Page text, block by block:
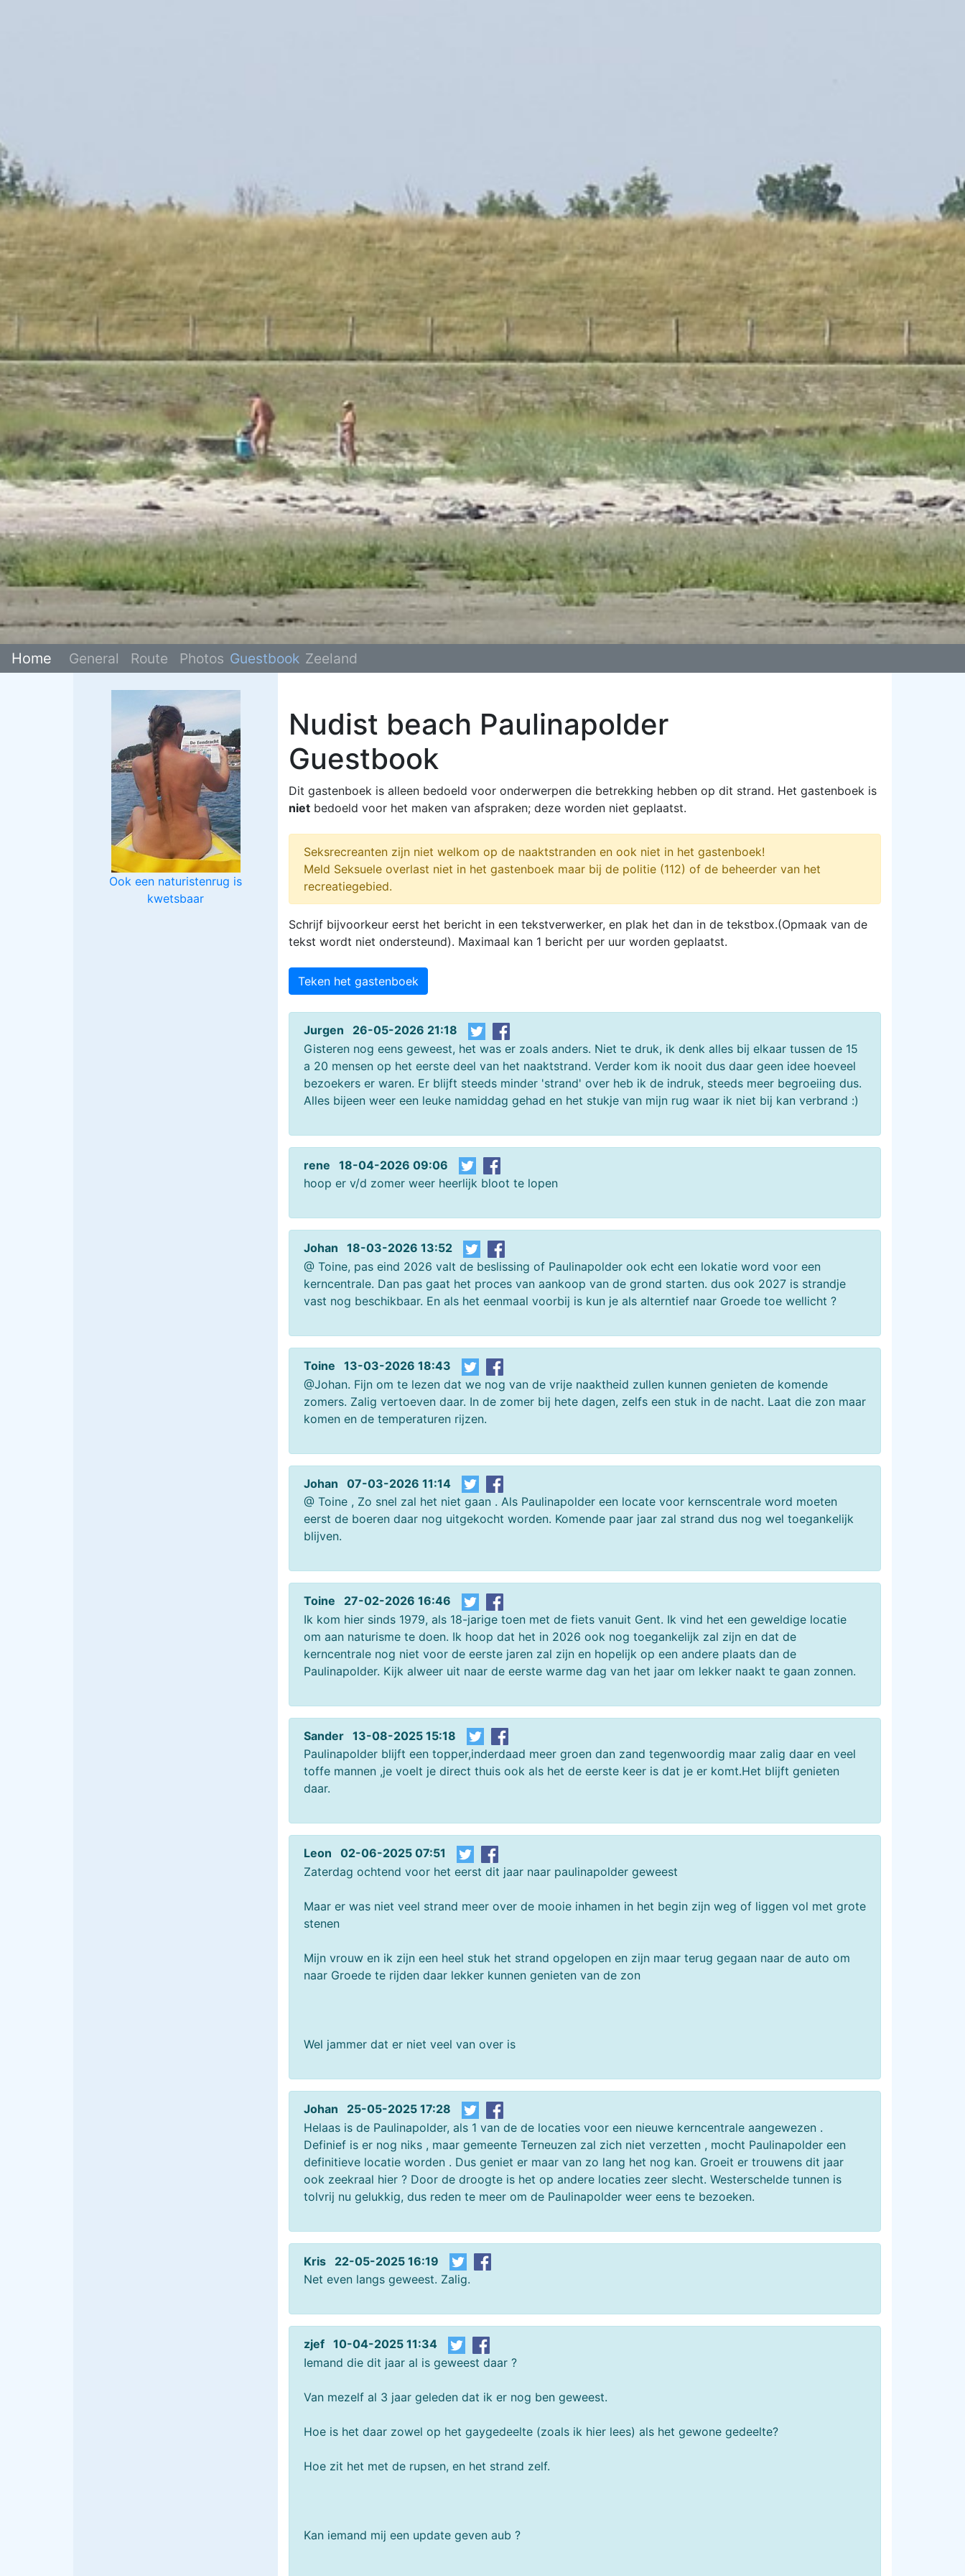
Home General Route Photos Guestbook Zeeland
Ook een naturistenrug is
kwetsbaar
Nudist beach Paulinapolder
Guestbook
Dit gastenboek is alleen bedoeld voor onderwerpen die betrekking hebben op dit strand. Het gastenboek is
niet bedoeld voor het maken van afspraken; deze worden niet geplaatst.
Seksrecreanten zijn niet welkom op de naaktstranden en ook niet in het gastenboek!
Meld Seksuele overlast niet in het gastenboek maar bij de politie (112) of de beheerder van het
recreatiegebied.
Schrijf bijvoorkeur eerst het bericht in een tekstverwerker, en plak het dan in de tekstbox.(Opmaak van de
tekst wordt niet ondersteund). Maximaal kan 1 bericht per uur worden geplaatst.
Teken het gastenboek
Jurgen 26-05-2026 21:18
Gisteren nog eens geweest, het was er zoals anders. Niet te druk, ik denk alles bij elkaar tussen de 15
a 20 mensen op het eerste deel van het naaktstrand. Verder kom ik nooit dus daar geen idee hoeveel
bezoekers er waren. Er blijft steeds minder 'strand' over heb ik de indruk, steeds meer begroeiing dus.
Alles bijeen weer een leuke namiddag gehad en het stukje van mijn rug waar ik niet bij kan verbrand :)
rene 18-04-2026 09:06
hoop er v/d zomer weer heerlijk bloot te lopen
Johan 18-03-2026 13:52
@ Toine, pas eind 2026 valt de beslissing of Paulinapolder ook echt een lokatie word voor een
kerncentrale. Dan pas gaat het proces van aankoop van de grond starten. dus ook 2027 is strandje
vast nog beschikbaar. En als het eenmaal voorbij is kun je als alterntief naar Groede toe wellicht ?
Toine 13-03-2026 18:43
@Johan. Fijn om te lezen dat we nog van de vrije naaktheid zullen kunnen genieten de komende
zomers. Zalig vertoeven daar. In de zomer bij hete dagen, zelfs een stuk in de nacht. Laat die zon maar
komen en de temperaturen rijzen.
Johan 07-03-2026 11:14
@ Toine , Zo snel zal het niet gaan . Als Paulinapolder een locate voor kernscentrale word moeten
eerst de boeren daar nog uitgekocht worden. Komende paar jaar zal strand dus nog wel toegankelijk
blijven.
Toine 27-02-2026 16:46
Ik kom hier sinds 1979, als 18-jarige toen met de fiets vanuit Gent. Ik vind het een geweldige locatie
om aan naturisme te doen. Ik hoop dat het in 2026 ook nog toegankelijk zal zijn en dat de
kerncentrale nog niet voor de eerste jaren zal zijn en hopelijk op een andere plaats dan de
Paulinapolder. Kijk alweer uit naar de eerste warme dag van het jaar om lekker naakt te gaan zonnen.
Sander 13-08-2025 15:18
Paulinapolder blijft een topper,inderdaad meer groen dan zand tegenwoordig maar zalig daar en veel
toffe mannen ,je voelt je direct thuis ook als het de eerste keer is dat je er komt.Het blijft genieten
daar.
Leon 02-06-2025 07:51
Zaterdag ochtend voor het eerst dit jaar naar paulinapolder geweest
Maar er was niet veel strand meer over de mooie inhamen in het begin zijn weg of liggen vol met grote
stenen
Mijn vrouw en ik zijn een heel stuk het strand opgelopen en zijn maar terug gegaan naar de auto om
naar Groede te rijden daar lekker kunnen genieten van de zon
Wel jammer dat er niet veel van over is
Johan 25-05-2025 17:28
Helaas is de Paulinapolder, als 1 van de de locaties voor een nieuwe kerncentrale aangewezen .
Definief is er nog niks , maar gemeente Terneuzen zal zich niet verzetten , mocht Paulinapolder een
definitieve locatie worden . Dus geniet er maar van zo lang het nog kan. Groeit er trouwens dit jaar
ook zeekraal hier ? Door de droogte is het op andere locaties zeer slecht. Westerschelde tunnen is
tolvrij nu gelukkig, dus reden te meer om de Paulinapolder weer eens te bezoeken.
Kris 22-05-2025 16:19
Net even langs geweest. Zalig.
zjef 10-04-2025 11:34
Iemand die dit jaar al is geweest daar ?
Van mezelf al 3 jaar geleden dat ik er nog ben geweest.
Hoe is het daar zowel op het gaygedeelte (zoals ik hier lees) als het gewone gedeelte?
Hoe zit het met de rupsen, en het strand zelf.
Kan iemand mij een update geven aub ?